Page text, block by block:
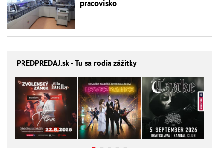
pracovisko
PREDPREDAJ.sk - Tu sa rodia zážitky